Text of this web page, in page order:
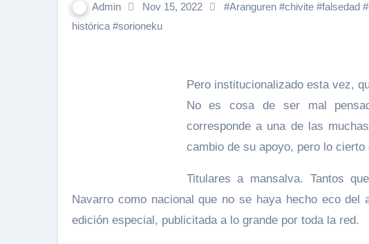
Admin Nov 15, 2022 #Aranguren #chivite #falsedad #
histórica #sorioneku
Pero institucionalizado esta vez,
No es cosa de ser mal
corresponde a una de las
cambio de su apoyo, pero lo
Titulares a mansalva. Tantos
Navarro como nacional que no se haya hecho eco
edición especial, publicitada a lo grande por toda la red.